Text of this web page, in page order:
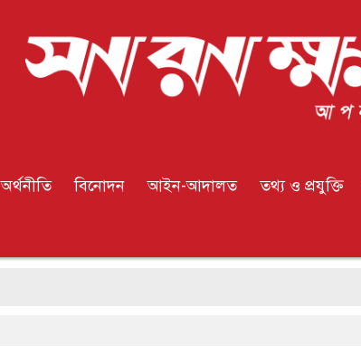
অর্থনীতি বিনোদন আইন-আদালত তথ্য ও প্রযুক্তি